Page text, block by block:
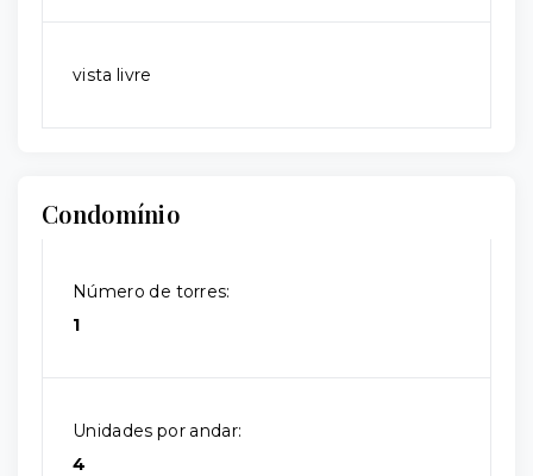
vista livre
Condomínio
Número de torres:
1
Unidades por andar:
4